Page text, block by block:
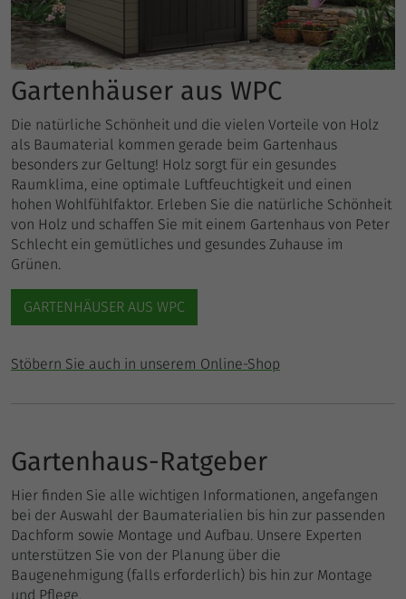
Gartenhäuser aus WPC
Die natürliche Schönheit und die vielen Vorteile von Holz
als Baumaterial kommen gerade beim Gartenhaus
besonders zur Geltung! Holz sorgt für ein gesundes
Raumklima, eine optimale Luftfeuchtigkeit und einen
hohen Wohlfühlfaktor. Erleben Sie die natürliche Schönheit
von Holz und schaffen Sie mit einem Gartenhaus von Peter
Schlecht ein gemütliches und gesundes Zuhause im
Grünen.
GARTENHÄUSER AUS WPC
Stöbern Sie auch in unserem Online-Shop
Gartenhaus-Ratgeber
Hier finden Sie alle wichtigen Informationen, angefangen
bei der Auswahl der Baumaterialien bis hin zur passenden
Dachform sowie Montage und Aufbau. Unsere Experten
unterstützen Sie von der Planung über die
Baugenehmigung (falls erforderlich) bis hin zur Montage
und Pflege.